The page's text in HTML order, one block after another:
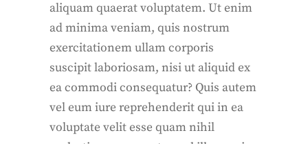
aliquam quaerat voluptatem. Ut enim
ad minima veniam, quis nostrum
exercitationem ullam corporis
suscipit laboriosam, nisi ut aliquid ex
ea commodi consequatur? Quis autem
vel eum iure reprehenderit qui in ea
voluptate velit esse quam nihil